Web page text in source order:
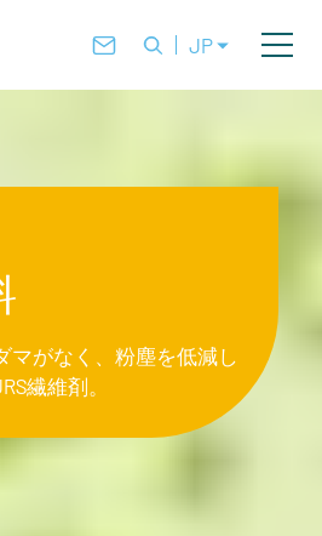
JP
マがなく、粉塵を低減し
繊維剤。